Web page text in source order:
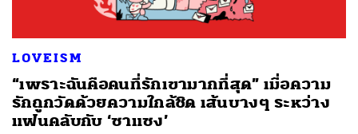
LOVEISM
“เพราะฉันคือคนที่รักเขามากที่สุด” เมื่อความ
รักถูกวัดด้วยความใกล้ชิด เส้นบางๆ ระหว่าง
แฟนคลับกับ ‘ซาแซง’